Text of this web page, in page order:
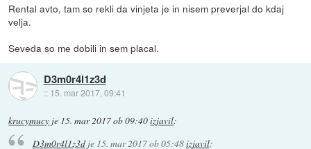
Rental avto, tam so rekli da vinjeta je in nisem preverjal do kdaj
velja.
Seveda so me dobili in sem placal.
D3m0r4l1z3d
:: 15. mar 2017, 09:41
krucymucy je 15. mar 2017 ob 09:40izjavil:
D3m0r4l1z3dje 15. mar 2017 ob 05:48izjavil: